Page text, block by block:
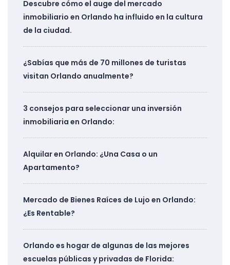
Descubre cómo el auge del mercado
inmobiliario en Orlando ha influido en la cultura
de la ciudad.
¿Sabías que más de 70 millones de turistas
visitan Orlando anualmente?
3 consejos para seleccionar una inversión
inmobiliaria en Orlando:
Alquilar en Orlando: ¿Una Casa o un
Apartamento?
Mercado de Bienes Raíces de Lujo en Orlando:
¿Es Rentable?
Orlando es hogar de algunas de las mejores
escuelas públicas y privadas de Florida: